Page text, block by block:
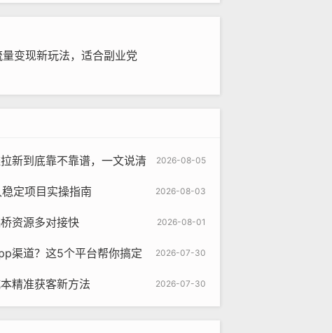
变现新玩法，适合副业党
2026-08-05
新到底靠不靠谱，一文说清
2026-08-03
定项目实操指南
2026-08-01
资源多对接快
2026-07-30
渠道？这5个平台帮你搞定
2026-07-30
精准获客新方法